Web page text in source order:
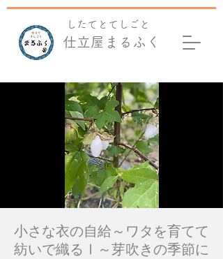
仕立屋まるふく
​したてとてしごと
小さな衣の自給～ワタを育てて
紡いで織るⅠ～芽吹きの季節に